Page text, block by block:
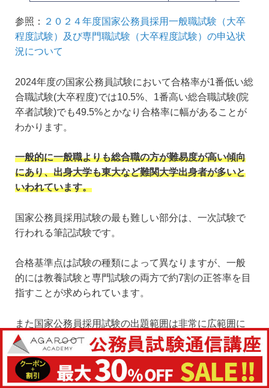
参照：
２０２４年度国家公務員採用一般職試験（大卒
程度試験）及び専門職試験（大卒程度試験）の申込状
況について
2024年度の国家公務員試験において合格率が1番低い総
合職試験(大卒程度)では10.5%、1番高い総合職試験(院
卒者試験)でも49.5%とかなり合格率に幅があることが
わかります。
一般的に一般職よりも総合職の方が難易度が高い傾向
にあり、出身大学も東大など難関大学出身者が多いと
いわれています。
国家公務員採用試験の最も難しい部分は、一次試験で
行われる筆記試験です。
合格基準点は試験の種類によって異なりますが、一般
的には教養試験と専門試験の両方で約7割の正答率を目
指すことが求められています。
また国家公務員採用試験の出題範囲は非常に広範囲に
わたることも難易度が高い理由として挙げられます。
国家公務員試験を突破するには効率的な学習が重要で
あり、頻出問題に焦点を当て、得点源を増やすのがポ